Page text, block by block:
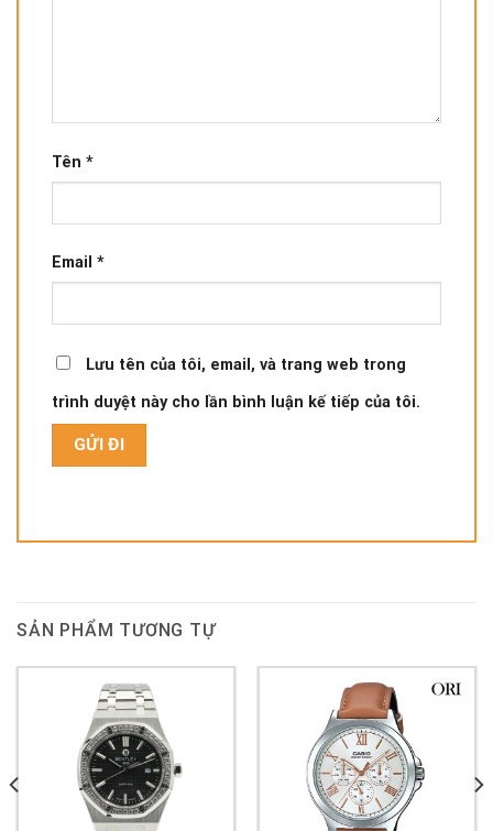
Tên *
Email *
Lưu tên của tôi, email, và trang web trong
trình duyệt này cho lần bình luận kế tiếp của tôi.
SẢN PHẨM TƯƠNG TỰ